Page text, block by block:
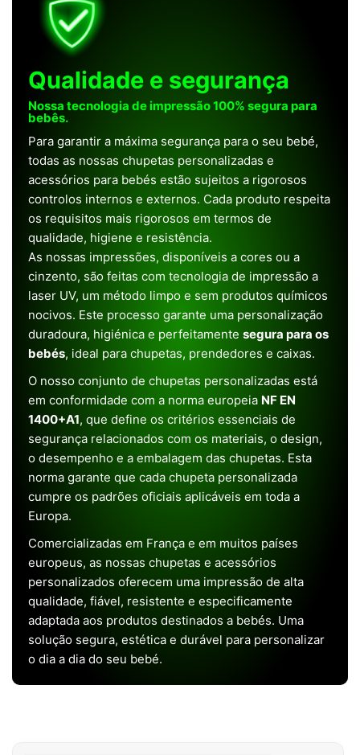
Qualidade e segurança
Nossa tecnologia de impressão 100% segura para
bebês.
Para garantir a máxima segurança para o seu bebé,
todas as nossas chupetas personalizadas e
acessórios para bebés estão sujeitos a rigorosos
controlos internos e externos. Cada produto respeita
os requisitos mais rigorosos em termos de
qualidade, higiene e resistência.
As nossas impressões, disponíveis a cores ou a
cinzento, são feitas com tecnologia de impressão a
laser UV, um método limpo e sem produtos químicos
nocivos. Este processo garante uma personalização
duradoura, higiénica e perfeitamente segura para os
bebés, ideal para chupetas, prendedores e caixas.
O nosso conjunto de chupetas personalizadas está
em conformidade com a norma europeia NF EN
1400+A1, que define os critérios essenciais de
segurança relacionados com os materiais, o design,
o desempenho e a embalagem das chupetas. Esta
norma garante que cada chupeta personalizada
cumpre os padrões oficiais aplicáveis em toda a
Europa.
Comercializadas em França e em muitos países
europeus, as nossas chupetas e acessórios
personalizados oferecem uma impressão de alta
qualidade, fiável, resistente e especificamente
adaptada aos produtos destinados a bebés. Uma
solução segura, estética e durável para personalizar
o dia a dia do seu bebé.